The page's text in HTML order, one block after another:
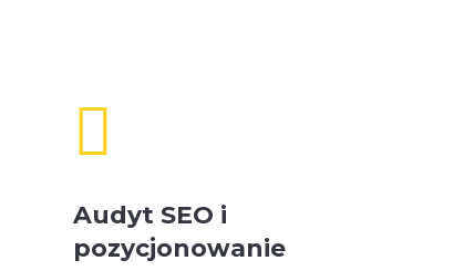

Audyt SEO i
pozycjonowanie